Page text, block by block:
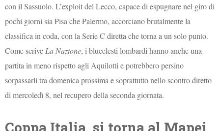
con il Sassuolo. L’exploit del Lecco, capace di espugnare nel giro di
pochi giorni sia Pisa che Palermo, accorciano brutalmente la
classifica in coda, con la Serie C diretta che torna a un solo punto.
Come scrive La Nazione, i blucelesti lombardi hanno anche una
partita in meno rispetto agli Aquilotti e potrebbero persino
sorpassarli tra domenica prossima e soprattutto nello scontro diretto
di mercoledì 8, nel recupero della seconda giornata.
Coppa Italia, si torna al Mapei